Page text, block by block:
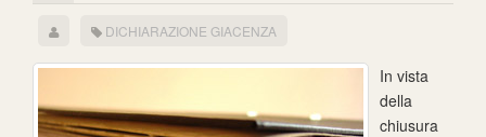
DICHIARAZIONE GIACENZA
In vista
della
chiusura